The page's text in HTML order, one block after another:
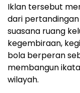
Iklan tersebut
dari
suasana ruang
kegembiraan,
bola berperan
membangun
wilayah.